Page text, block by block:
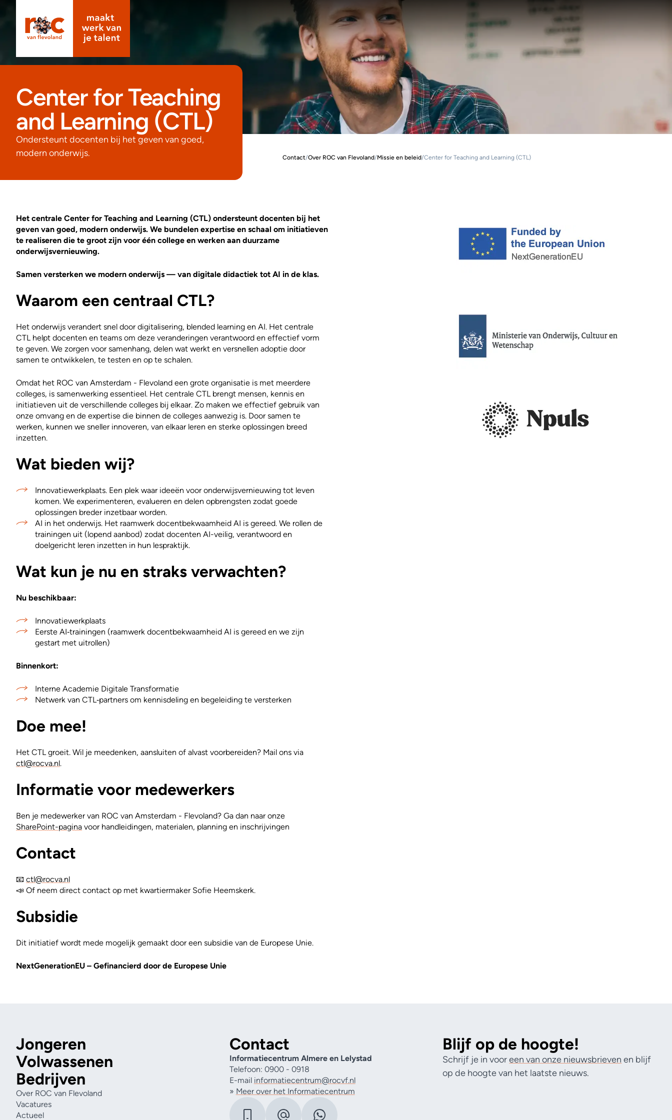
Center for Teaching
and Learning (CTL)
Ondersteunt docenten bij het geven van goed,
modern onderwijs.
Contact/Over ROC van Flevoland/Missie en beleid/Center for Teaching and Learning (CTL)
Het centrale Center for Teaching and Learning (CTL) ondersteunt docenten bij het
geven van goed, modern onderwijs. We bundelen expertise en schaal om initiatieven
te realiseren die te groot zijn voor één college en werken aan duurzame
onderwijsvernieuwing.
Samen versterken we modern onderwijs — van digitale didactiek tot AI in de klas.
Waarom een centraal CTL?
Het onderwijs verandert snel door digitalisering, blended learning en AI. Het centrale
CTL helpt docenten en teams om deze veranderingen verantwoord en effectief vorm
te geven. We zorgen voor samenhang, delen wat werkt en versnellen adoptie door
samen te ontwikkelen, te testen en op te schalen.
Omdat het ROC van Amsterdam - Flevoland een grote organisatie is met meerdere
colleges, is samenwerking essentieel. Het centrale CTL brengt mensen, kennis en
initiatieven uit de verschillende colleges bij elkaar. Zo maken we effectief gebruik van
onze omvang en de expertise die binnen de colleges aanwezig is. Door samen te
werken, kunnen we sneller innoveren, van elkaar leren en sterke oplossingen breed
inzetten.
Wat bieden wij?
Innovatiewerkplaats. Een plek waar ideeën voor onderwijsvernieuwing tot leven
komen. We experimenteren, evalueren en delen opbrengsten zodat goede
oplossingen breder inzetbaar worden.
AI in het onderwijs. Het raamwerk docentbekwaamheid AI is gereed. We rollen de
trainingen uit (lopend aanbod) zodat docenten AI-veilig, verantwoord en
doelgericht leren inzetten in hun lespraktijk.
Wat kun je nu en straks verwachten?
Nu beschikbaar:
Innovatiewerkplaats
Eerste AI‑trainingen (raamwerk docentbekwaamheid AI is gereed en we zijn
gestart met uitrollen)
Binnenkort:
Interne Academie Digitale Transformatie
Netwerk van CTL‑partners om kennisdeling en begeleiding te versterken
Doe mee!
Het CTL groeit. Wil je meedenken, aansluiten of alvast voorbereiden? Mail ons via
ctl@rocva.nl.
Informatie voor medewerkers
Ben je medewerker van ROC van Amsterdam - Flevoland? Ga dan naar onze
SharePoint-pagina voor handleidingen, materialen, planning en inschrijvingen
Contact
📧 ctl@rocva.nl
📣 Of neem direct contact op met kwartiermaker Sofie Heemskerk.
Subsidie
Dit initiatief wordt mede mogelijk gemaakt door een subsidie van de Europese Unie.
NextGenerationEU – Gefinancierd door de Europese Unie
Jongeren
Volwassenen
Bedrijven
Over ROC van Flevoland
Vacatures
Actueel
Contact
Informatiecentrum Almere en Lelystad
Telefoon: 0900 - 0918
E-mail informatiecentrum@rocvf.nl
» Meer over het Informatiecentrum
Blijf op de hoogte!
Schrijf je in vooreen van onze nieuwsbrieven en blijf
op de hoogte van het laatste nieuws.